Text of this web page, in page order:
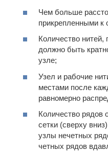
Чем больше
прикрепленными к
Количество нитей,
должно быть
узле;
Узел и рабочие
местами после
равномерно
Количество рядов
сетки (сверху
узлы нечетных
четных рядов